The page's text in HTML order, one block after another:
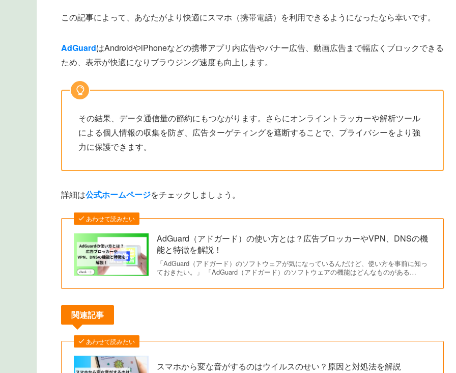
この記事によって、あなたがより快適にスマホ（携帯電話）を利用できるようになったなら幸いです。
AdGuardはAndroidやiPhoneなどの携帯アプリ内広告やバナー広告、動画広告まで幅広くブロックできる
ため、表示が快適になりブラウジング速度も向上します。
その結果、データ通信量の節約にもつながります。さらにオンライントラッカーや解析ツール
による個人情報の収集を防ぎ、広告ターゲティングを遮断することで、プライバシーをより強
力に保護できます。
詳細は公式ホームページをチェックしましょう。
あわせて読みたい
AdGuard（アドガード）の使い方とは？広告ブロッカーやVPN、DNSの機
能と特徴を解説！
「AdGuard（アドガード）のソフトウェアが気になっているんだけど、使い方を事前に知っ
ておきたい。」 「AdGuard（アドガード）のソフトウェアの機能はどんなものがある…
関連記事
あわせて読みたい
スマホから変な音がするのはウイルスのせい？原因と対処法を解説